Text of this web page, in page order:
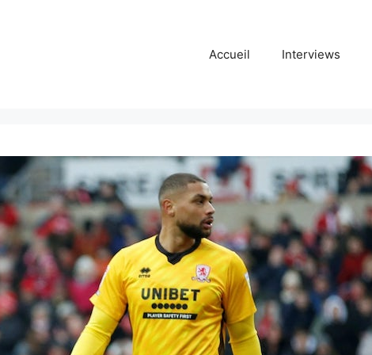
Accueil Interviews